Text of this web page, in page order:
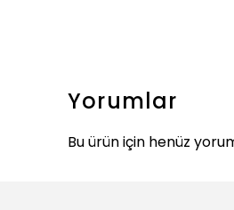
Yorumlar
Bu ürün için henüz